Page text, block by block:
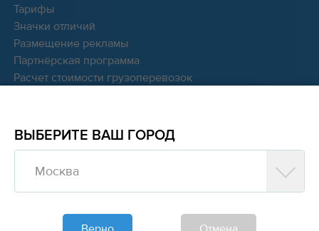
Тарифы
Значки отличий
Размещение рекламы
Партнёрская программа
Расчет стоимости грузоперевозок
ВЫБЕРИТЕ ВАШ ГОРОД
Москва